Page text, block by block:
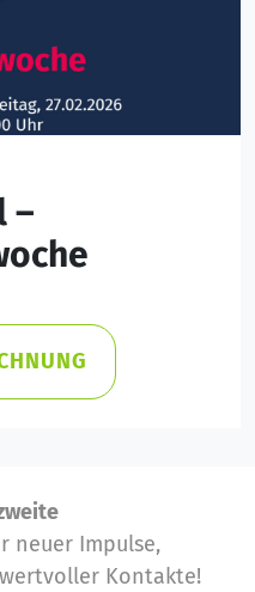
–
neuer Impulse,
Kontakte!